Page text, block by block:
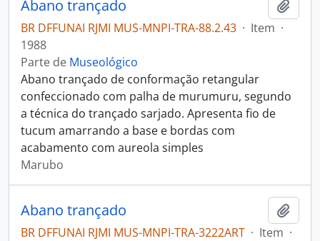
Abano trançado
BR DFFUNAI RJMI MUS-MNPI-TRA-88.2.43 · Item ·
1988
Parte de Museológico
Abano trançado de conformação retangular
confeccionado com palha de murumuru, segundo
a técnica do trançado sarjado. Apresenta fio de
tucum amarrando a base e bordas com
acabamento com aureola simples
Marubo
Abano trançado
BR DFFUNAI RJMI MUS-MNPI-TRA-3222ART · Item ·